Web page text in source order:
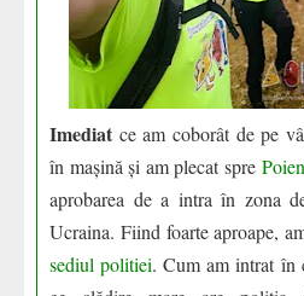
Imediat ce am coborât de pe
în mașină și am plecat spre
aprobarea de a intra în zona
Ucraina. Fiind foarte aproape,
sediul politiei. Cum am intrat în